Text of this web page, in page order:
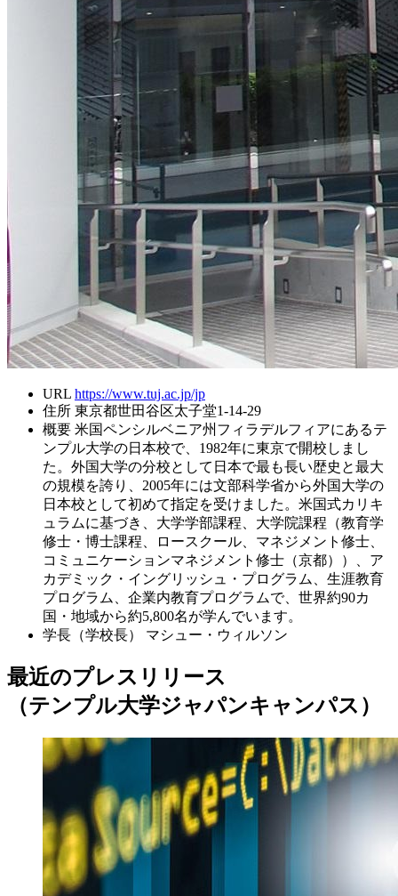
URL https://www.tuj.ac.jp/jp
住所 東京都世田谷区太子堂1-14-29
概要 米国ペンシルベニア州フィラデルフィアにあるテ
ンプル大学の日本校で、1982年に東京で開校しまし
た。外国大学の分校として日本で最も長い歴史と最大
の規模を誇り、2005年には文部科学省から外国大学の
日本校として初めて指定を受けました。米国式カリキ
ュラムに基づき、大学学部課程、大学院課程（教育学
修士・博士課程、ロースクール、マネジメント修士、
コミュニケーションマネジメント修士（京都））、ア
カデミック・イングリッシュ・プログラム、生涯教育
プログラム、企業内教育プログラムで、世界約90カ
国・地域から約5,800名が学んでいます。
学長（学校長）
マシュー・ウィルソン
最近のプレスリリース
（テンプル大学ジャパンキャンパス）